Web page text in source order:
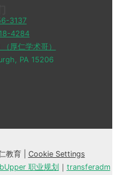
3137
4284
厚仁学术哥）
PA 15206
教育 | Cookie Settings
职业规划 ｜ transferadm